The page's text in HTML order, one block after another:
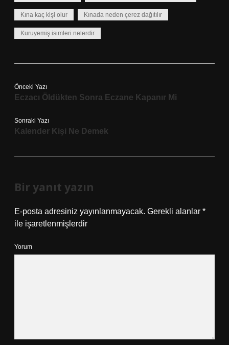
Kına kaç kişi olur Kınada neden çerez dağıtılır
Kuruyemiş isimleri nelerdir
Önceki Yazı
Eczacı Öldükten Sonra Eczane Kapanır Mi
Sonraki Yazı
Kalender Kişi Ne Demek
Bir yanıt yazın
E-posta adresiniz yayınlanmayacak. Gerekli alanlar *
ile işaretlenmişlerdir
Yorum